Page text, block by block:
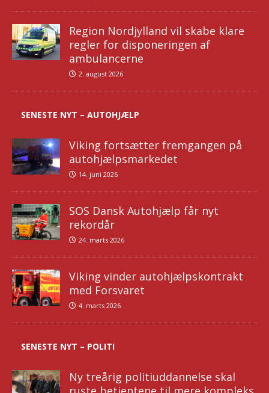
Region Nordjylland vil skabe klare
regler for disponeringen af
ambulancerne
2. august 2026
SENESTE NYT – AUTOHJÆLP
Viking fortsætter fremgangen på
autohjælpsmarkedet
14. juni 2026
SOS Dansk Autohjælp får nyt
rekordår
24. marts 2026
Viking vinder autohjælpskontrakt
med Forsvaret
4. marts 2026
SENESTE NYT – POLITI
Ny treårig politiuddannelse skal